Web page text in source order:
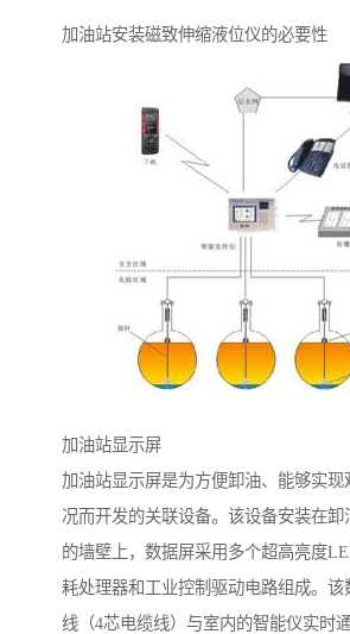
加油站安装磁致伸缩液位仪的必要性
加油站显示屏
加油站显示屏是为方便卸油、能够实现
况而开发的关联设备。该设备安装在卸
的墙壁上，数据屏采用多个超高亮度
耗处理器和工业控制驱动电路组成。该
线（4芯电缆线）与室内的智能仪实时